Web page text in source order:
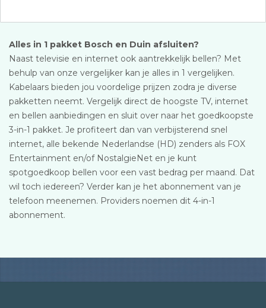
Alles in 1 pakket Bosch en Duin afsluiten?
Naast televisie en internet ook aantrekkelijk bellen? Met
behulp van onze vergelijker kan je alles in 1 vergelijken.
Kabelaars bieden jou voordelige prijzen zodra je diverse
pakketten neemt. Vergelijk direct de hoogste TV, internet
en bellen aanbiedingen en sluit over naar het goedkoopste
3-in-1 pakket. Je profiteert dan van verbijsterend snel
internet, alle bekende Nederlandse (HD) zenders als FOX
Entertainment en/of NostalgieNet en je kunt
spotgoedkoop bellen voor een vast bedrag per maand. Dat
wil toch iedereen? Verder kan je het abonnement van je
telefoon meenemen. Providers noemen dit 4-in-1
abonnement.